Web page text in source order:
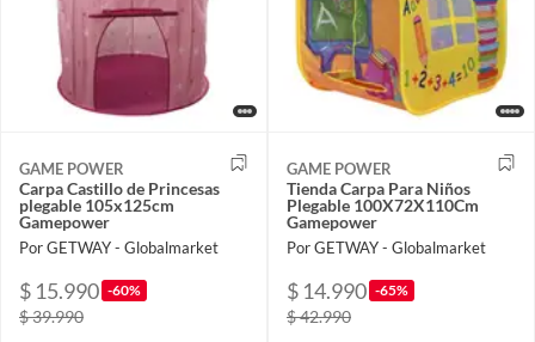
GAME POWER
Carpa Castillo de Princesas
plegable 105x125cm
Gamepower
Por GETWAY - Globalmarket
$ 15.990 -60%
$ 39.990
GAME POWER
Tienda Carpa Para Niños
Plegable 100X72X110Cm
Gamepower
Por GETWAY - Globalmarket
$ 14.990 -65%
$ 42.990